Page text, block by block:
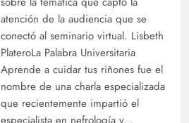
atención de la audiencia que se
conectó al seminario virtual. Lisbeth
PlateroLa Palabra Universitaria
Aprende a cuidar tus riñones fue el
nombre de una charla especializada
que recientemente impartió el